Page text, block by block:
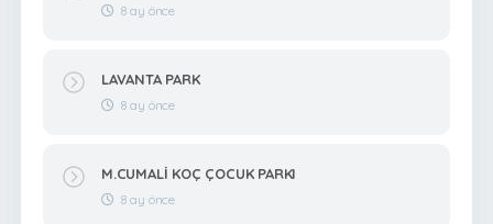
8 ay önce
LAVANTA PARK
8 ay önce
M.CUMALİ KOÇ ÇOCUK PARKI
8 ay önce